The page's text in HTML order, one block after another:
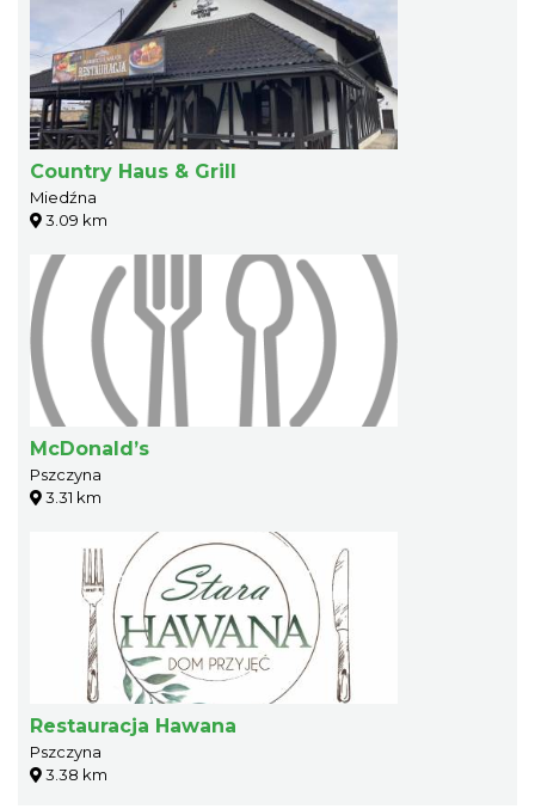
Country Haus & Grill
Miedźna
3.09 km
McDonald’s
Pszczyna
3.31 km
Restauracja Hawana
Pszczyna
3.38 km